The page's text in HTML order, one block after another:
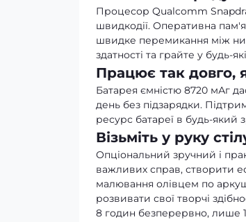
Процесор Qualcomm
швидкодії. Оперативна
швидке перемикання між
здатності та грайте у будь-
Працює так довго,
Батарея ємністю 8720 мАг
день без підзарядки.
ресурс батареї в будь-який
Візьміть у руку
Опціональний зручний і
важливих справ, створити
малювання олівцем по
розвивати свої творчі
8 годин безперервно, лише